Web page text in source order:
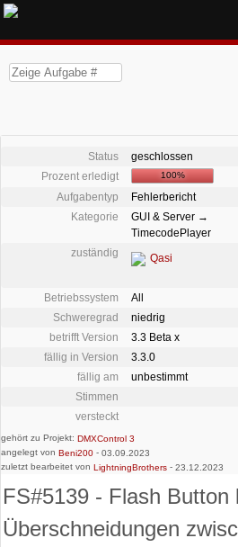
Status
geschlossen
Prozent erledigt
100%
Aufgabentyp
Fehlerbericht
Kategorie
GUI & Server →
TimecodePlayer
zuständig
Qasi
Betriebssystem
All
Schweregrad
niedrig
betrifft Version
3.3 Beta x
fällig in Version
3.3.0
fällig am
unbestimmt
Stimmen
versteckt
gehört zu Projekt: DMXControl 3
angelegt von Beni200 - 03.09.2023
zuletzt bearbeitet von LightningBrothers - 23.12.2023
FS#5139 - Flash Button
Überschneidungen